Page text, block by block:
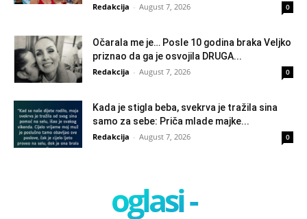
Redakcija - August 7, 2026 0
Očarala me je… Posle 10 godina braka Veljko
priznao da ga je osvojila DRUGA...
Redakcija - August 7, 2026 0
Kada je stigla beba, svekrva je tražila sina
samo za sebe: Priča mlade majke...
Redakcija - August 7, 2026 0
oglasi -